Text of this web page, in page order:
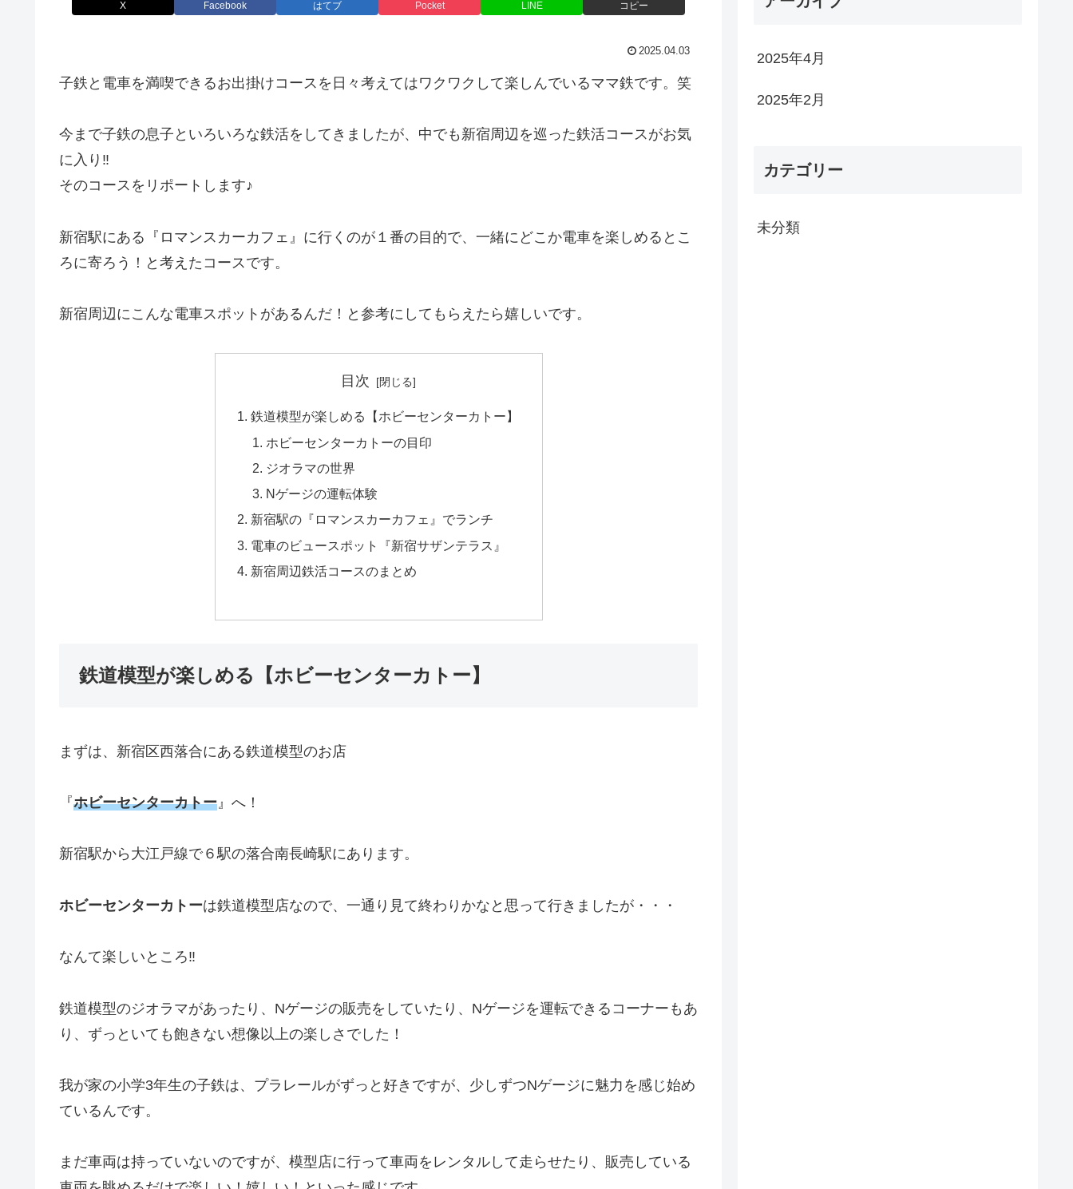
X Facebook はてブ Pocket LINE コピー
2025.04.03
子鉄と電車を満喫できるお出掛けコースを日々考えてはワクワクして楽しんでいるママ鉄です。笑
今まで子鉄の息子といろいろな鉄活をしてきましたが、中でも新宿周辺を巡った鉄活コースがお気
に入り‼
そのコースをリポートします♪
新宿駅にある『ロマンスカーカフェ』に行くのが１番の目的で、一緒にどこか電車を楽しめるとこ
ろに寄ろう！と考えたコースです。
新宿周辺にこんな電車スポットがあるんだ！と参考にしてもらえたら嬉しいです。
目次
鉄道模型が楽しめる【ホビーセンターカトー】
ホビーセンターカトーの目印
ジオラマの世界
Nゲージの運転体験
新宿駅の『ロマンスカーカフェ』でランチ
電車のビュースポット『新宿サザンテラス』
新宿周辺鉄活コースのまとめ
鉄道模型が楽しめる【ホビーセンターカトー】
まずは、新宿区西落合にある鉄道模型のお店
『ホビーセンターカトー 』へ！
新宿駅から大江戸線で６駅の落合南長崎駅にあります。
ホビーセンターカトーは鉄道模型店なので、一通り見て終わりかなと思って行きましたが・・・
なんて楽しいところ‼
鉄道模型のジオラマがあったり、Nゲージの販売をしていたり、Nゲージを運転できるコーナーもあ
り、ずっといても飽きない想像以上の楽しさでした！
我が家の小学3年生の子鉄は、プラレールがずっと好きですが、少しずつNゲージに魅力を感じ始め
ているんです。
まだ車両は持っていないのですが、模型店に行って車両をレンタルして走らせたり、販売している
2025年4月
2025年2月
カテゴリー
未分類